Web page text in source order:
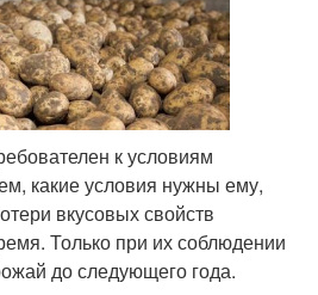
к условиям
какие условия нужны ему,
вкусовых свойств
Только при их соблюдении
до следующего года.